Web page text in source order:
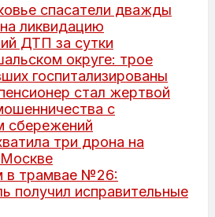
спасатели дважды
ликвидацию
ДТП за сутки
округе: трое
госпитализированы
стал жертвой
с
сбережений
три дрона на
в трамвае №26:
получил исправительные